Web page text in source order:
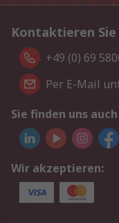
Kontaktieren Sie
+49 (0) 69
Per E-Mail
Sie finden uns
Wir akzeptieren: